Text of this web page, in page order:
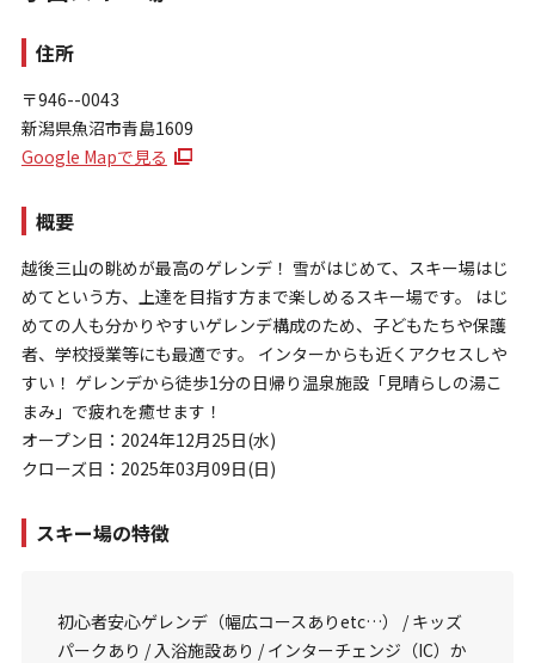
お問い合わせ
特定商取引法に基づく表示
住所
〒946--0043
新潟県魚沼市青島1609
Google Mapで見る
概要
越後三山の眺めが最高のゲレンデ！ 雪がはじめて、スキー場はじ
めてという方、上達を目指す方まで楽しめるスキー場です。 はじ
めての人も分かりやすいゲレンデ構成のため、子どもたちや保護
者、学校授業等にも最適です。 インターからも近くアクセスしや
すい！ ゲレンデから徒歩1分の日帰り温泉施設「見晴らしの湯こ
まみ」で疲れを癒せます！
オープン日：2024年12月25日(水)
クローズ日：2025年03月09日(日)
スキー場の特徴
初心者安心ゲレンデ（幅広コースありetc…） / キッズ
パークあり / 入浴施設あり / インターチェンジ（IC）か